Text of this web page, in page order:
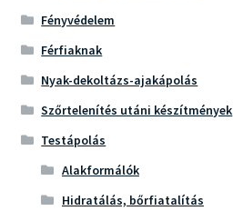
Fényvédelem
Férfiaknak
Nyak-dekoltázs-ajakápolás
Szőrtelenítés utáni készítmények
Testápolás
Alakformálók
Hidratálás, bőrfiatalítás